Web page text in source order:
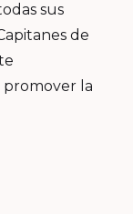
sus
de
promover la